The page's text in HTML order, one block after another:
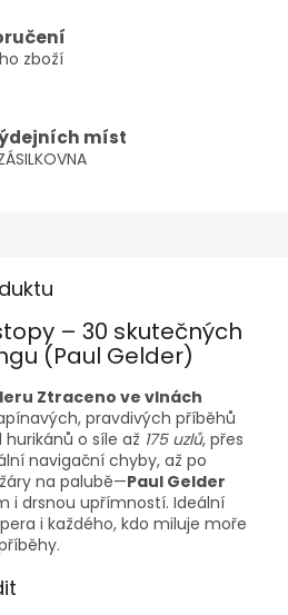
zboží
míst
– 30 skutečných
(Paul Gelder)
Ztraceno ve vlnách
pravdivých příběhů
o síle až 175 uzlů, přes
navigační chyby, až po
na palubě—Paul Gelder
i drsnou upřímností. Ideální
i každého, kdo miluje moře